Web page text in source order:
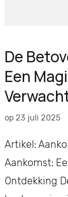
De
Een
op 23 juli 2025
Artikel:
Aankomst:
Ontdekking